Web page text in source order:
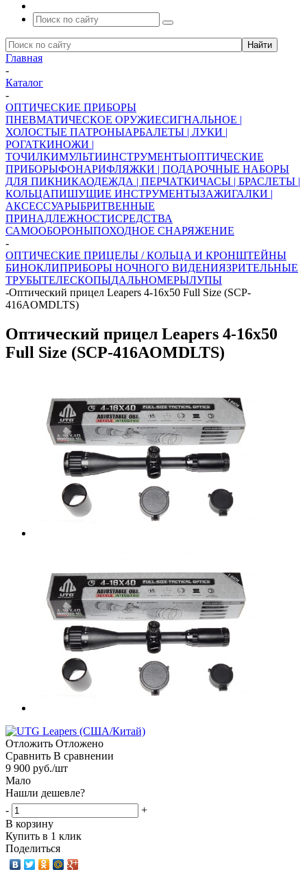
Главная
-
Каталог
-
ОПТИЧЕСКИЕ ПРИБОРЫ
ПНЕВМАТИЧЕСКОЕ ОРУЖИЕСИГНАЛЬНОЕ |
ХОЛОСТЫЕ ПАТРОНЫАРБАЛЕТЫ | ЛУКИ |
РОГАТКИНОЖИ |
ТОЧИЛКИМУЛЬТИИНСТРУМЕНТЫОПТИЧЕСКИЕ
ПРИБОРЫФОНАРИФЛЯЖКИ | ПОДАРОЧНЫЕ НАБОРЫ
ДЛЯ ПИКНИКАОДЕЖДА | ПЕРЧАТКИЧАСЫ | БРАСЛЕТЫ |
КОЛЬЦАПИШУЩИЕ ИНСТРУМЕНТЫЗАЖИГАЛКИ |
АКСЕССУАРЫБРИТВЕННЫЕ
ПРИНАДЛЕЖНОСТИСРЕДСТВА
САМООБОРОНЫПОХОДНОЕ СНАРЯЖЕНИЕ
-
ОПТИЧЕСКИЕ ПРИЦЕЛЫ / КОЛЬЦА И КРОНШТЕЙНЫ
БИНОКЛИПРИБОРЫ НОЧНОГО ВИДЕНИЯЗРИТЕЛЬНЫЕ
ТРУБЫТЕЛЕСКОПЫДАЛЬНОМЕРЫЛУПЫ
-Оптический прицел Leapers 4-16x50 Full Size (SCP-
416AOMDLTS)
Оптический прицел Leapers 4-16x50
Full Size (SCP-416AOMDLTS)
Отложить Отложено
Сравнить В сравнении
9 900 руб./шт
Мало
Нашли дешевле?
-
+
В корзину
Купить в 1 клик
Поделиться